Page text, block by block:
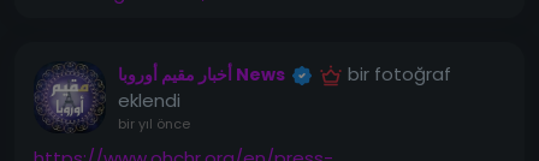
Ingrédients (10 personnes)
أخبار مقيم أوروبا News
bir fotoğraf
eklendi
bir yıl önce